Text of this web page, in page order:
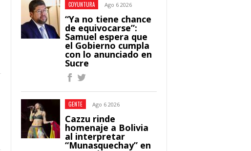
COYUNTURA Ago 6 2026
“Ya no tiene chance
de equivocarse”:
Samuel espera que
el Gobierno cumpla
con lo anunciado en
Sucre
GENTE Ago 6 2026
Cazzu rinde
homenaje a Bolivia
al interpretar
“Munasquechay” en